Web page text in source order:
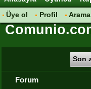
Üye ol
Profil Arama
Son
Forum